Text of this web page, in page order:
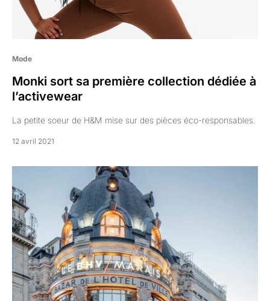
Mode
Monki sort sa première collection dédiée à
l’activewear
La petite soeur de H&M mise sur des pièces éco-responsables.
12 avril 2021